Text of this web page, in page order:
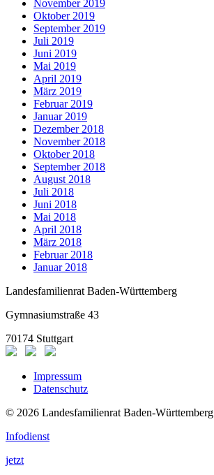
November 2019
Oktober 2019
September 2019
Juli 2019
Juni 2019
Mai 2019
April 2019
März 2019
Februar 2019
Januar 2019
Dezember 2018
November 2018
Oktober 2018
September 2018
August 2018
Juli 2018
Juni 2018
Mai 2018
April 2018
März 2018
Februar 2018
Januar 2018
Landesfamilienrat Baden-Württemberg
Gymnasiumstraße 43
70174 Stuttgart
Impressum
Datenschutz
© 2026 Landesfamilienrat Baden-Württemberg
Infodienst
jetzt